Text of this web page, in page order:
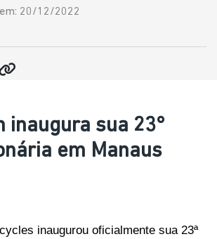
20/12/2022
inaugura sua 23°
em Manaus
inaugurou oficialmente sua 23ª